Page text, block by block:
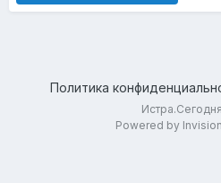
Политика
Powered by